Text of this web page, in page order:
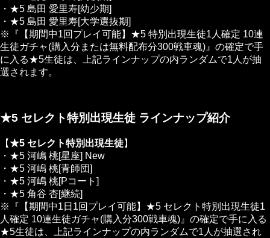
・★5 島田 愛里寿[幼少期]
・★5 島田 愛里寿[大学選抜期]
※『【期間中1回プレイ可能】★5 特別出現生徒1人確定 10連
生徒ガチャ(購入分または無料配布分300戦車魂)』の確定で手
に入る★5生徒は、上記ラインナップの内ランダムで1人が抽
選されます。
★5 セレクト特別出現生徒 ラインナップ紹介
【★5 セレクト特別出現生徒】
・★5 河嶋 桃[星座] New
・★5 河嶋 桃[青師団]
・★5 河嶋 桃[Pコート]
・★5 角谷 杏[継続]
※『【期間中1日1回プレイ可能】★5 セレクト特別出現生徒1
人確定 10連生徒ガチャ(購入分300戦車魂)』の確定で手に入る
★5生徒は、上記ラインナップの内ランダムで1人が抽選され